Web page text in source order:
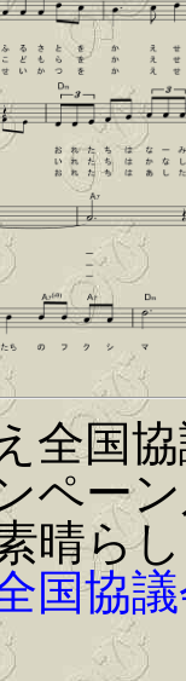
全国
ペー
晴ら
国協